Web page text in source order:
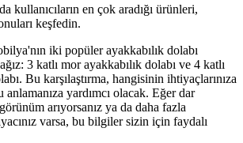
kullanıcıların en çok aradığı ürünleri,
keşfedin.
iki popüler ayakkabılık dolabı
3 katlı mor ayakkabılık dolabı ve 4 katlı
Bu karşılaştırma, hangisinin ihtiyaçlarınıza
yardımcı olacak. Eğer dar
arıyorsanız ya da daha fazla
varsa, bu bilgiler sizin için faydalı